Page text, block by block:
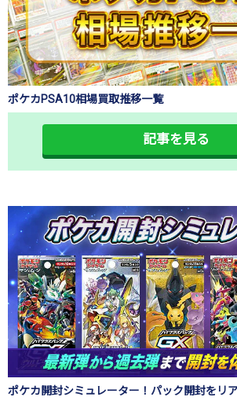
ポケカPSA10相場買取推移一覧
記事を見る
ポケカ開封シミュレーター！パック開封をリ